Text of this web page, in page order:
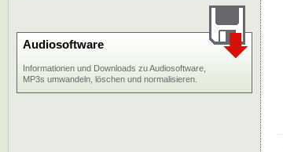
Audiosoftware
Informationen und Downloads zu Audiosoftware,
MP3s umwandeln, löschen und normalisieren.